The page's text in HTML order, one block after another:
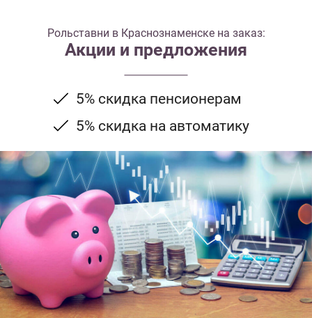
Рольставни в Краснознаменске на заказ:
Акции и предложения
5% скидка пенсионерам
5% скидка на автоматику